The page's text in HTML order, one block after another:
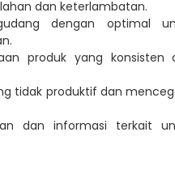
dan keterlambatan.
dengan optimal
produk yang
tidak produktif dan
dan informasi terkait